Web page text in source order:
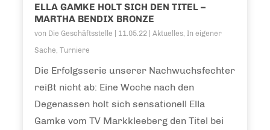
ELLA GAMKE HOLT SICH DEN TITEL –
MARTHA BENDIX BRONZE
von Die Geschäftsstelle 11.05.22 |Aktuelles ,In eigener
Sache ,Turniere
Die Erfolgsserie unserer Nachwuchsfechter
reißt nicht ab: Eine Woche nach den
Degenassen holt sich sensationell Ella
Gamke vom TV Markkleeberg den Titel bei